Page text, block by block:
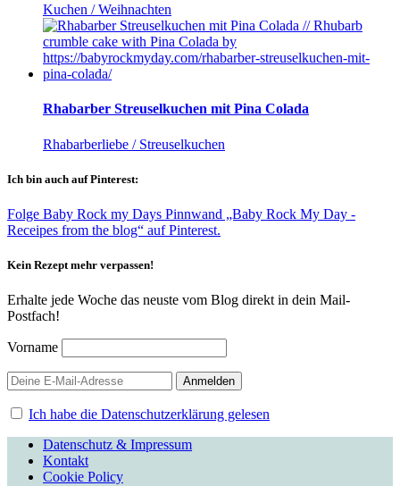
Kuchen / Weihnachten
Rhabarber Streuselkuchen mit Pina Colada
Rhabarberliebe / Streuselkuchen
Ich bin auch auf Pinterest:
Folge Baby Rock my Days Pinnwand „Baby Rock My Day -
Receipes from the blog“ auf Pinterest.
Kein Rezept mehr verpassen!
Erhalte jede Woche das neuste vom Blog direkt in dein Mail-
Postfach!
Vorname
Ich habe die Datenschutzerklärung gelesen
Datenschutz & Impressum
Kontakt
Cookie Policy